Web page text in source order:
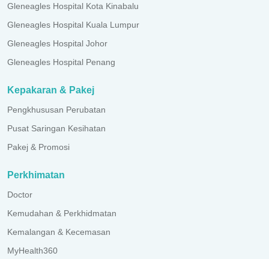
Gleneagles Hospital Kota Kinabalu
Gleneagles Hospital Kuala Lumpur
Gleneagles Hospital Johor
Gleneagles Hospital Penang
Kepakaran & Pakej
Pengkhususan Perubatan
Pusat Saringan Kesihatan
Pakej & Promosi
Perkhimatan
Doctor
Kemudahan & Perkhidmatan
Kemalangan & Kecemasan
MyHealth360